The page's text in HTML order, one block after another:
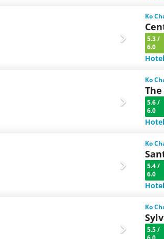
Ko
5.3/
6.0
Ko
5.6/
6.0
Ko
5.4/
6.0
Ko
5.5/